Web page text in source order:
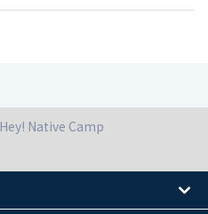
Hey! Native Camp